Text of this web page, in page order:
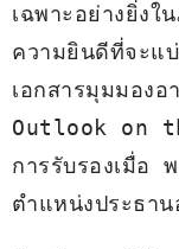
เฉพาะอย่างยิ่ง
ความยินดีที่จะแ
เอกสารมุมมอง
Outlook on
การรับรองเมื่อ
ตำแหน่งประธาน